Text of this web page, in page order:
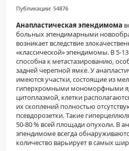
ПАЦИЕНТАМ
Где пройти обследование
Компьютерная
Магнитно-резонансная
Спросить врача
ПОМОЩЬ
Публикации: 54876
Анапластическая эпендимома
больных эпендимарными
возникает вследствие
«классической» эпендимомы. В 5-
способна к метастазированию,
задней черепной ямке. У
имеются участки, состоящие из
гиперхромными мономорфными
цитоплазмой, клетки
их скоплений полностью
псевдорозетки. Такие
50-80 % всей площади опухоли. В
эпендимоме всегда
количество варьирует в самых